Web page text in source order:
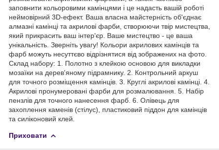
заповнити кольоровими камінцями і це надасть вашій роботі
неймовірний 3D-ефект. Ваша власна майстерність об'єднає
алмазні камінці та акрилові фарби, створюючи твір мистецтва,
який прикрасить ваш інтер'єр. Ваше мистецтво - це ваша
унікальність. Зверніть увагу! Кольори акрилових камінців та
фарб можуть несуттєво відрізнятися від зображених на фото.
Склад набору: 1. Полотно з клейкою основою для викладки
мозаїки на дерев'яному підрамнику. 2. Контрольний аркуш
для точного розміщення камінців. 3. Круглі акрилові камінці. 4.
Акрилові пронумеровані фарби для розмалювання. 5. Набір
пензлів для точного нанесення фарб. 6. Олівець для
захоплення каменів (стілус), пластиковий піддон для камінців
та силіконовий клей.
Приховати